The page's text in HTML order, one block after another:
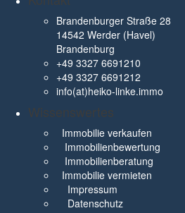
Brandenburger Straße 28
14542 Werder (Havel)
Brandenburg
+49 3327 6691210
+49 3327 6691212
info(at)heiko-linke.immo
Wissenswertes
Immobilie verkaufen
Immobilienbewertung
Immobilienberatung
Immobilie vermieten
Impressum
Datenschutz